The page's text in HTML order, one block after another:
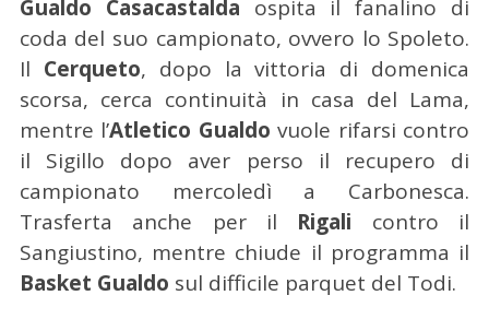
Gualdo Casacastalda ospita il fanalino di
coda del suo campionato, ovvero lo Spoleto.
Il Cerqueto, dopo la vittoria di domenica
scorsa, cerca continuità in casa del Lama,
mentre l’Atletico Gualdo vuole rifarsi contro
il Sigillo dopo aver perso il recupero di
campionato mercoledì a Carbonesca.
Trasferta anche per il Rigali contro il
Sangiustino, mentre chiude il programma il
Basket Gualdo sul difficile parquet del Todi.